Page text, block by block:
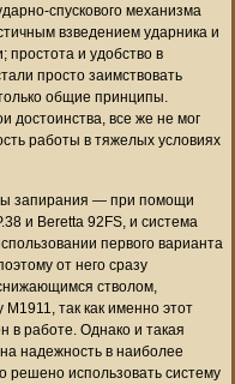
спускового механизма
взведением ударника и
простота и удобство в
просто заимствовать
общие принципы.
достоинства, все же не мог
работы в тяжелых условиях
запирания — при помощи
и Beretta 92FS, и система
первого варианта
от него сразу
стволом,
так как именно этот
в работе. Однако и такая
надежность в наиболее
решено использовать систему